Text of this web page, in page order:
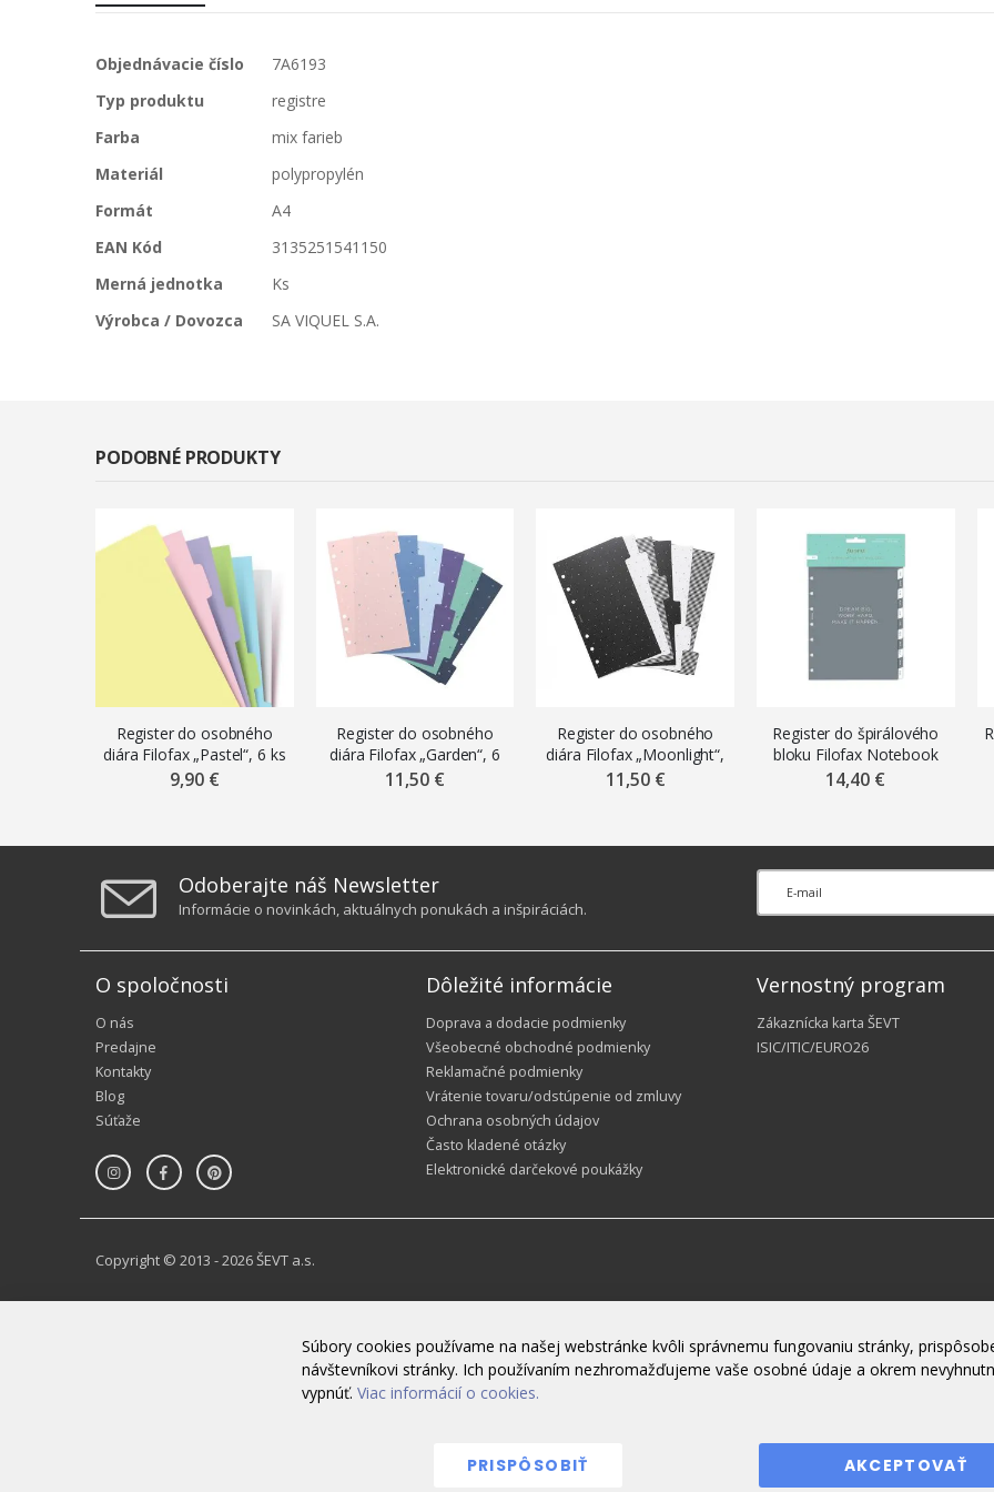
Viac
informácií
Objednávacie číslo
7A6193
Typ produktu
registre
Farba
mix farieb
Materiál
polypropylén
Formát
A4
EAN Kód
3135251541150
Merná jednotka
Ks
Výrobca / Dovozca
SA VIQUEL S.A.
PODOBNÉ PRODUKTY
Register do osobného
diára Filofax „Pastel“, 6 ks
9,90 €
Register do osobného
diára Filofax „Garden“, 6
ks
11,50 €
Register do osobného
diára Filofax „Moonlight“,
6 ks
11,50 €
Register do špirálového
bloku Filofax Notebook
A5, mesačný
14,40 €
Odoberajte náš Newsletter
Informácie o novinkách, aktuálnych ponukách a inšpiráciách.
O spoločnosti
O nás
Predajne
Kontakty
Blog
Súťaže
Dôležité informácie
Doprava a dodacie podmienky
Všeobecné obchodné podmienky
Reklamačné podmienky
Vrátenie tovaru/odstúpenie od zmluvy
Ochrana osobných údajov
Často kladené otázky
Elektronické darčekové poukážky
Vernostný program
Zákaznícka karta ŠEVT
ISIC/ITIC/EURO26
Copyright © 2013 - 2026 ŠEVT a.s.
Súbory cookies používame na našej webstránke kvôli správnemu fungovaniu stránky,
návštevníkovi stránky. Ich používaním nezhromažďujeme vaše osobné údaje a okrem
vypnúť. Viac informácií o cookies.
AKCEPTOVAŤ
PRISPÔSOBIŤ